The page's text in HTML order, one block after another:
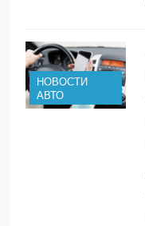
НОВОСТИ
АВТО